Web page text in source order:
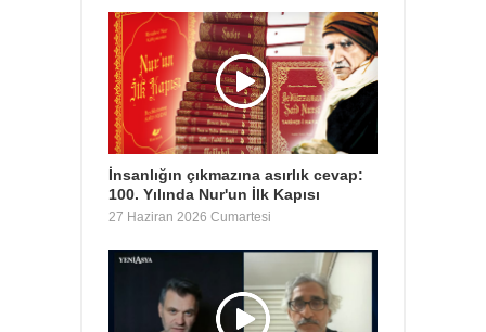
İnsanlığın çıkmazına asırlık cevap:
100. Yılında Nur'un İlk Kapısı
27 Haziran 2026 Cumartesi